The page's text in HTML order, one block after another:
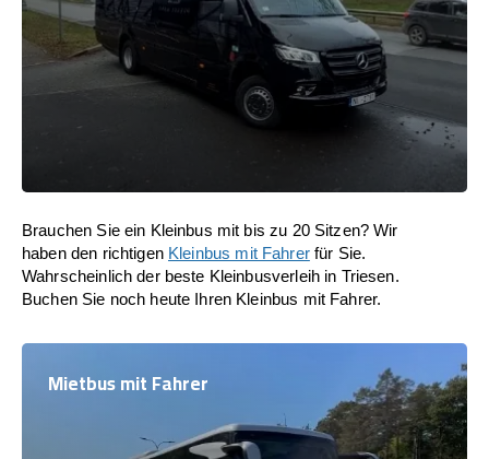
Brauchen Sie ein Kleinbus mit bis zu 20 Sitzen? Wir
haben den richtigen Kleinbus mit Fahrerfür Sie.
Wahrscheinlich der beste Kleinbusverleih in Triesen.
Buchen Sie noch heute Ihren Kleinbus mit Fahrer.
Mietbus mit Fahrer